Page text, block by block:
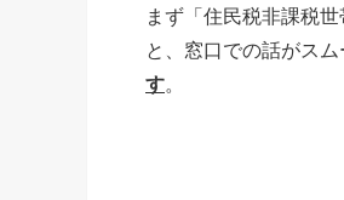
まず「住民税非課税
と、窓口での話がスム
す。